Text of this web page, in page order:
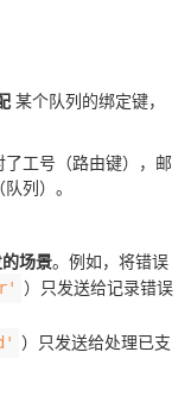
某个队列的绑定键，
工号（路由键），邮
列）。
场景。例如，将错误
）只发送给记录错误
）只发送给处理已支